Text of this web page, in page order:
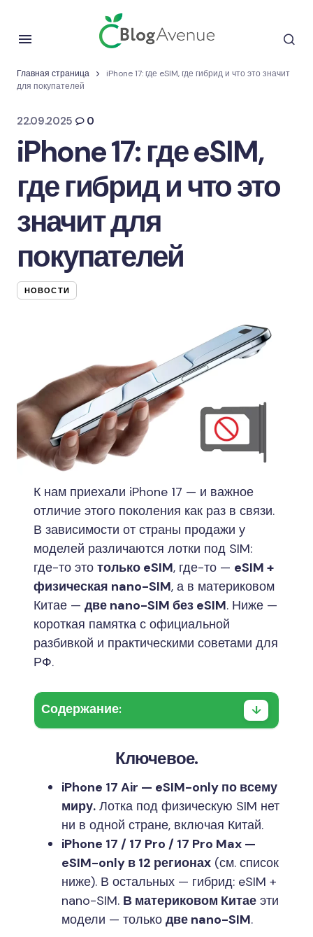
Главная страница
iPhone 17: где eSIM, где гибрид и что это значит
для покупателей
22.09.2025 0
iPhone 17: где eSIM,
где гибрид и что это
значит для
покупателей
НОВОСТИ
К нам приехали iPhone 17 — и важное
отличие этого поколения как раз в связи.
В зависимости от страны продажи у
моделей различаются лотки под SIM:
где-то это только eSIM, где-то — eSIM +
физическая nano-SIM, а в материковом
Китае — две nano-SIM без eSIM. Ниже —
короткая памятка с официальной
разбивкой и практическими советами для
РФ.
Содержание:
Ключевое.
iPhone 17 Air — eSIM-only по всему
миру. Лотка под физическую SIM нет
ни в одной стране, включая Китай.
iPhone 17 / 17 Pro / 17 Pro Max —
eSIM-only в 12 регионах (см. список
ниже). В остальных — гибрид: eSIM +
nano-SIM. В материковом Китае эти
модели — только две nano-SIM.